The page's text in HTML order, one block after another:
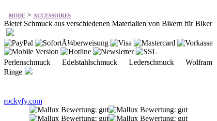
MODE > ACCESSOIRES
Bietet Schmuck aus verschiedenen Materialien von Bikern für Biker
Perlenschmuck Edelstahlschmuck Lederschmuck Wolfram
Ringe
rockyfy.com